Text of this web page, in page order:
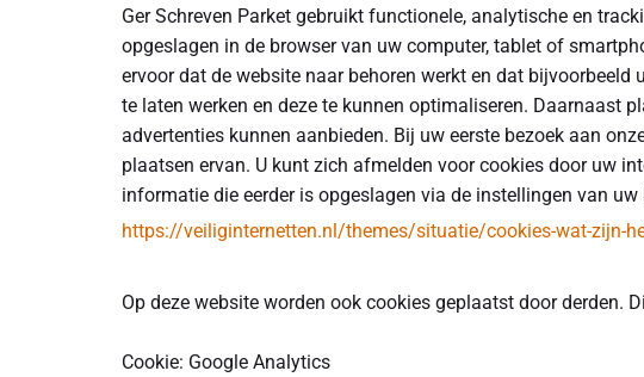
Ger Schreven Parket gebruikt functionele, analytische en
opgeslagen in de browser van uw computer, tablet of
ervoor dat de website naar behoren werkt en dat
te laten werken en deze te kunnen optimaliseren. Daarnaast
advertenties kunnen aanbieden. Bij uw eerste bezoek aan
plaatsen ervan. U kunt zich afmelden voor cookies door uw
informatie die eerder is opgeslagen via de instellingen van
https://veiliginternetten.nl/themes/situatie/cookies-wat-zijn-
Op deze website worden ook cookies geplaatst door derden.
Cookie: Google Analytics